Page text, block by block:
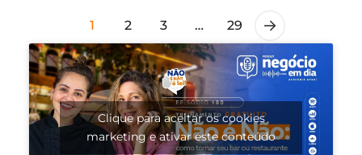
1 2 3 … 29
Clique para aceitar os cookies
marketing e ativar este conteúdo